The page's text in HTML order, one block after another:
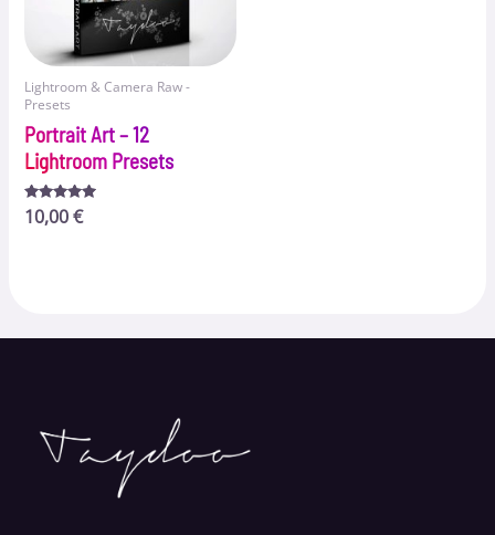
Lightroom & Camera Raw -
Presets
Portrait Art – 12
Lightroom Presets
Bewertet
mit
10,00€